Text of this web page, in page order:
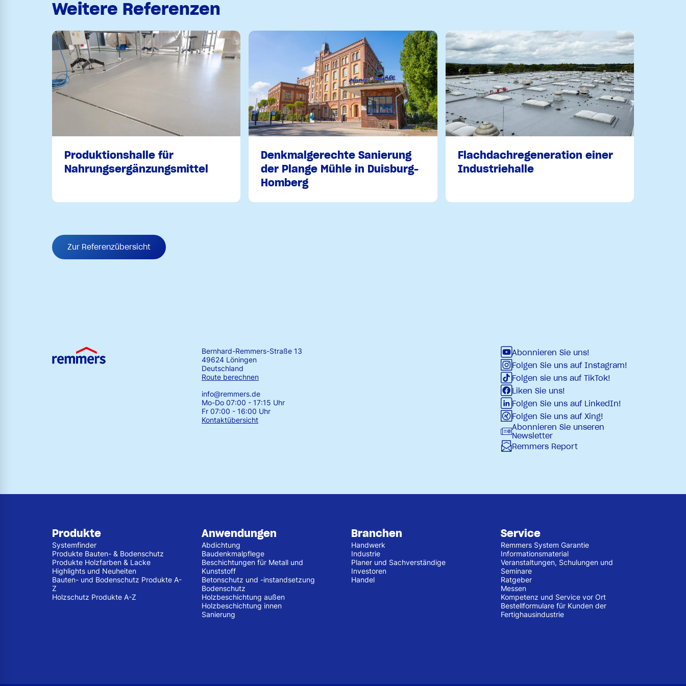
Weitere Referenzen
Produktionshalle für
Nahrungsergänzungsmittel
Denkmalgerechte Sanierung
der Plange Mühle in Duisburg-
Homberg
Flachdachregeneration einer
Industriehalle
Zur Referenzübersicht
Bernhard-Remmers-Straße 13
49624 Löningen
Deutschland
Route berechnen
info@remmers.de
Mo-Do 07:00 - 17:15 Uhr
Fr 07:00 - 16:00 Uhr
Kontaktübersicht
Abonnieren Sie uns!
Folgen Sie uns auf Instagram!
Folgen sie uns auf TikTok!
Liken Sie uns!
Folgen Sie uns auf LinkedIn!
Folgen Sie uns auf Xing!
Abonnieren Sie unseren
Newsletter
Remmers Report
Produkte
Systemfinder
Produkte Bauten- & Bodenschutz
Produkte Holzfarben & Lacke
Highlights und Neuheiten
Bauten- und Bodenschutz Produkte A-
Z
Holzschutz Produkte A-Z
Anwendungen
Abdichtung
Baudenkmalpflege
Beschichtungen für Metall und
Kunststoff
Betonschutz und -instandsetzung
Bodenschutz
Holzbeschichtung außen
Holzbeschichtung innen
Sanierung
Branchen
Handwerk
Industrie
Planer und Sachverständige
Investoren
Handel
Service
Remmers System Garantie
Informationsmaterial
Veranstaltungen, Schulungen und
Seminare
Ratgeber
Messen
Kompetenz und Service vor Ort
Bestellformulare für Kunden der
Fertighausindustrie